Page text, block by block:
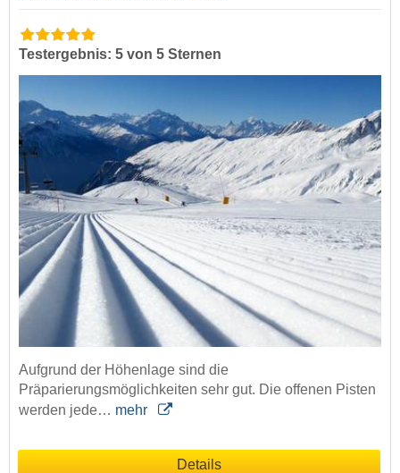
Testergebnis: 5 von 5 Sternen
Aufgrund der Höhenlage sind die
Präparierungsmöglichkeiten sehr gut. Die offenen Pisten
werden jede… mehr
Details